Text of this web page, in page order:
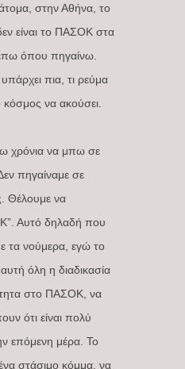
στην Αθήνα, το
είναι το ΠΑΣΟΚ στα
όπου πηγαίνω.
πια, τι ρεύμα
κόσμος να ακούσει.
χρόνια να μπω σε
πηγαίναμε σε
Θέλουμε να
Αυτό δηλαδή που
τα νούμερα, εγώ το
όλη η διαδικασία
στο ΠΑΣΟΚ, να
ότι είναι πολύ
επόμενη μέρα. Το
στάσιμο κόμμα, να